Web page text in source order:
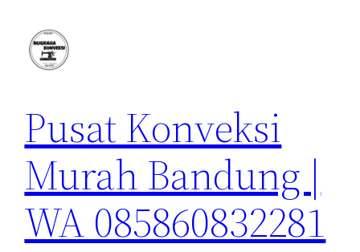
konten
Pusat Konveksi
Murah Bandung |
WA 085860832281